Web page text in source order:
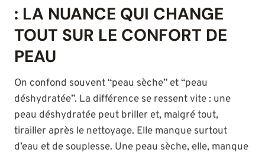
: LA NUANCE QUI CHANGE
TOUT SUR LE CONFORT DE
PEAU
On confond souvent “peau sèche” et “peau
déshydratée”. La différence se ressent vite : une
peau déshydratée peut briller et, malgré tout,
tirailler après le nettoyage. Elle manque surtout
d’eau et de souplesse. Une peau sèche, elle, manque